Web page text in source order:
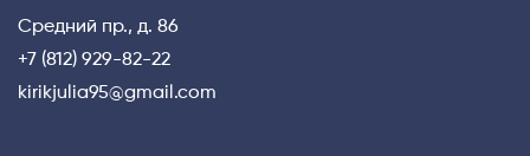
Средний пр., д. 86
+7 (812) 929-82-22
kirikjulia95@gmail.com